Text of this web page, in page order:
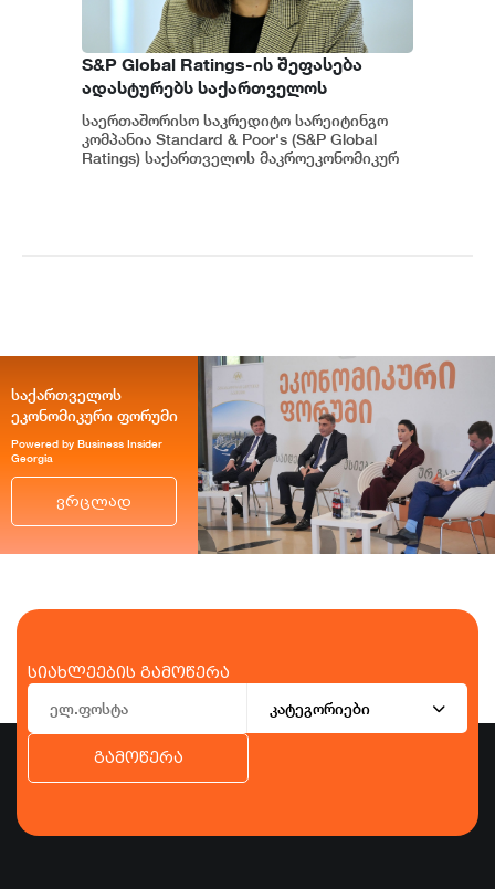
S&P Global Ratings-ის შეფასება
ადასტურებს საქართველოს
ეკონომიკის მდგრადობასა და
ეროვნული ბანკის პოლიტიკის
ეფექტიანობას - ეკატერინე მიქაბაძე
საერთაშორისო საკრედიტო სარეიტინგო
კომპანია Standard & Poor's (S&P Global
Ratings) საქართველოს მაკროეკონომიკურ
საქართველოს
ეკონომიკური ფორუმი
Powered by Business Insider
Georgia
ვრცლად
სიახლეების გამოწერა
კატეგორიები
გამოწერა